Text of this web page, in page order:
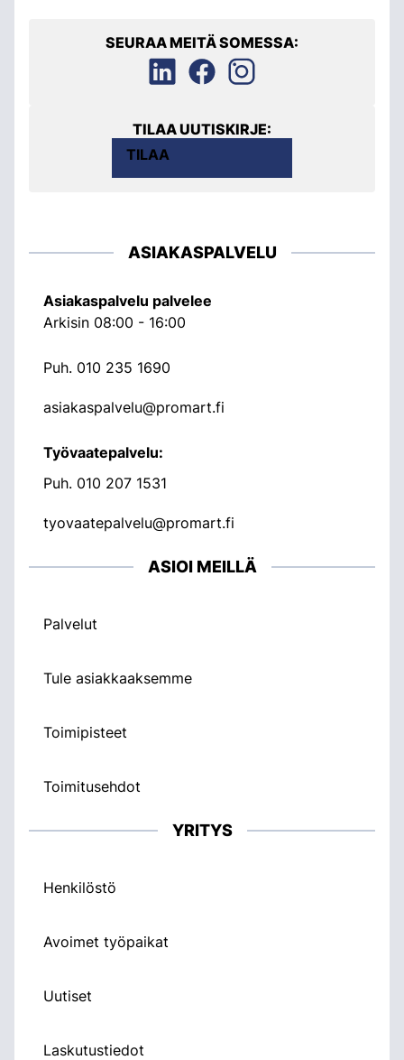
SEURAA MEITÄ SOMESSA:
TILAA UUTISKIRJE:
TILAA
ASIAKASPALVELU
Asiakaspalvelu palvelee
Arkisin 08:00 - 16:00
Puh. 010 235 1690
asiakaspalvelu@promart.fi
Työvaatepalvelu:
Puh. 010 207 1531
tyovaatepalvelu@promart.fi
ASIOI MEILLÄ
Palvelut
Tule asiakkaaksemme
Toimipisteet
Toimitusehdot
YRITYS
Henkilöstö
Avoimet työpaikat
Uutiset
Laskutustiedot